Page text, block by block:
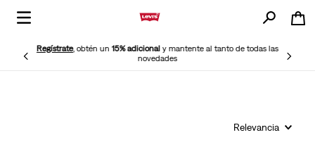
Regístrate, obtén un15% adicionaly mantente al tanto de todas las
novedades
Relevancia